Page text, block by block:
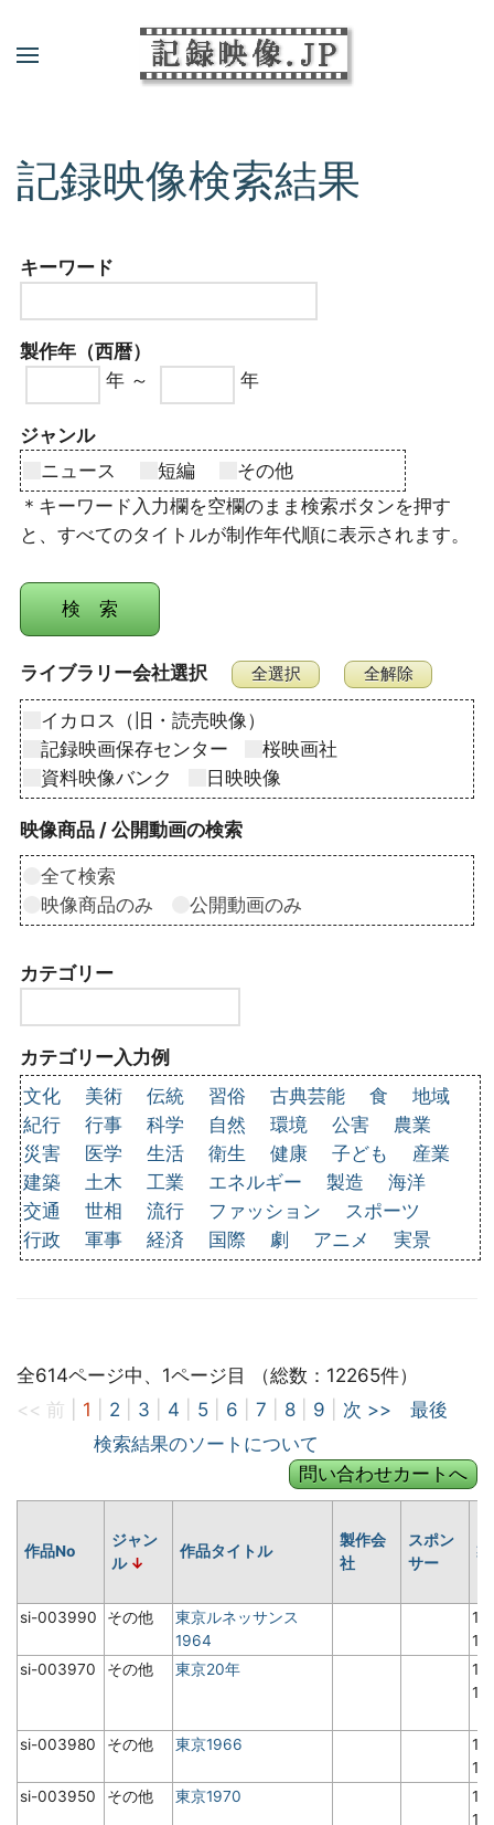
記録映像検索結果
キーワード
製作年（西暦）
年 ～
年
ジャンル
ニュース
短編
その他
＊キーワード入力欄を空欄のまま検索ボタンを押す
と、すべてのタイトルが制作年代順に表示されます。
ライブラリー会社選択
イカロス（旧・読売映像）
記録映画保存センター
桜映画社
資料映像バンク
日映映像
映像商品 / 公開動画の検索
全て検索
映像商品のみ
公開動画のみ
カテゴリー
カテゴリー入力例
文化
美術 伝統 習俗 古典芸能 食
地域
紀行
行事 科学 自然 環境 公害
農業
災害
医学 生活 衛生 健康 子ども
産業
建築
土木 工業 エネルギー 製造
海洋
交通
世相 流行 ファッション
スポーツ
行政
軍事 経済 国際 劇 アニメ 実景
全614ページ中、1ページ目 （総数：12265件）
<< 前
1 2 3 4 5 6 7 8 9 次 >>
最後
検索結果のソートについて
作品No
ジャン
ル
作品タイトル
製作会
社
スポン
サー
si-003990 その他
東京ルネッサンス
1964
1
si-003970
その他 東京20年
1
si-003980 その他 東京1966
1
si-003950
その他 東京1970
1